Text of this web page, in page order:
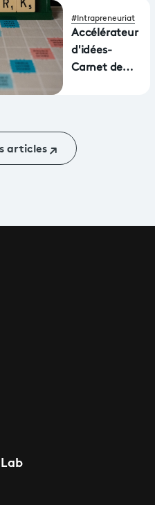
#Intrapreneuriat
Accélérateur
d'idées-
Carnet de
vite !
articles